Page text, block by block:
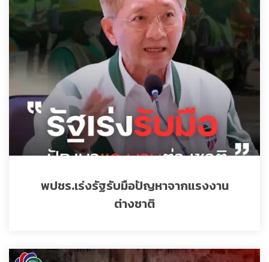
พปชร.เร่งรัฐรับมือปัญหาจากแรงงาน
ต่างชาติ